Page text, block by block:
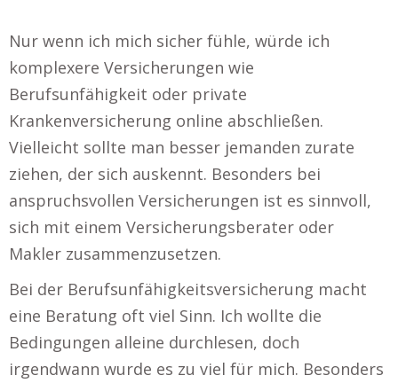
Nur wenn ich mich sicher fühle, würde ich
komplexere Versicherungen wie
Berufsunfähigkeit oder private
Krankenversicherung online abschließen.
Vielleicht sollte man besser jemanden zurate
ziehen, der sich auskennt. Besonders bei
anspruchsvollen Versicherungen ist es sinnvoll,
sich mit einem Versicherungsberater oder
Makler zusammenzusetzen.
Bei der Berufsunfähigkeitsversicherung macht
eine Beratung oft viel Sinn. Ich wollte die
Bedingungen alleine durchlesen, doch
irgendwann wurde es zu viel für mich. Besonders